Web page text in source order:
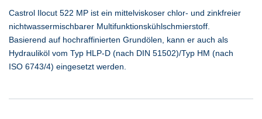
Castrol Ilocut 522 MP ist ein mittelviskoser chlor- und zinkfreier
nichtwassermischbarer Multifunktionskühlschmierstoff.
Basierend auf hochraffinierten Grundölen, kann er auch als
Hydrauliköl vom Typ HLP-D (nach DIN 51502)/Typ HM (nach
ISO 6743/4) eingesetzt werden.